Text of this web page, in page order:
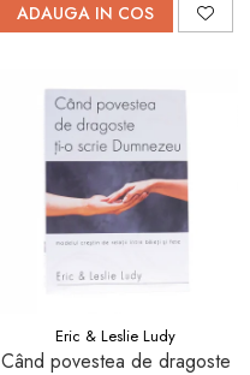
ADAUGA IN COS
Eric & Leslie Ludy
Când povestea de dragoste